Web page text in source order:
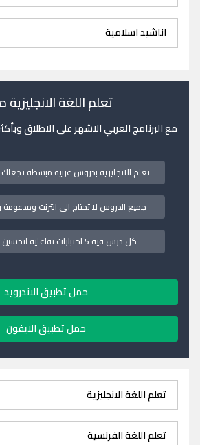
اناشيد اسلامية
تعلم اللغة الانجليزية
مع البرنامج العربي الاشهر على الاطلاق وبأكثر من 10
تعلم الانجليزية بدروس عربية مبسطة
جميع الدروس لا تحتاج الى انترنت
كل درس فيه 5 اختبارات تفاعلية لتحسين اللفظ والنطق
حمل تطبيق الاندرويد
حمل تطبيق الايفون
تعلم اللغة الانجليزية
تعلم اللغة الفرنسية